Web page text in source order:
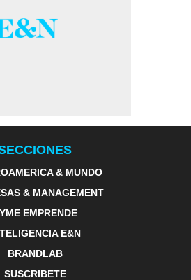
& MUNDO
& MANAGEMENT
EMPRENDE
E&N
BRANDLAB
SUSCRIBETE